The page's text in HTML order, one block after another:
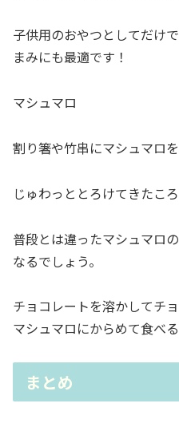
子供用のおやつとしてだけ
まみにも最適です！
マシュマロ
割り箸や竹串にマシュマロ
じゅわっととろけてきたころ
普段とは違ったマシュマロ
なるでしょう。
チョコレートを溶かしてチ
マシュマロにからめて食べ
まとめ